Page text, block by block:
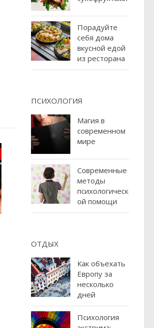
Порадуйте
себя дома
вкусной едой
из ресторана
ПСИХОЛОГИЯ
Магия в
современном
мире
Современные
методы
психологическ
ой помощи
ОТДЫХ
Как объехать
Европу за
несколько
дней
Психология